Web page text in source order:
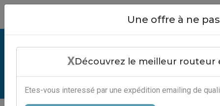
Logiciel Gratuit - Solution
Campagne Emailing
Serveur-Emailing
Close
Une offre à ne
XDécouvrez le meilleur routeur
Etes-vous interessé par une expédition emailing de